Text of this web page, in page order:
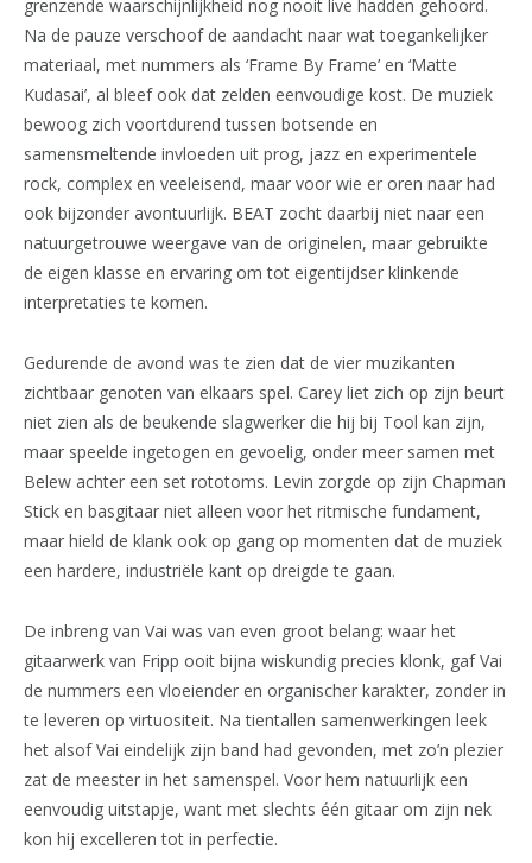
grenzende waarschijnlijkheid nog nooit live hadden gehoord.
Na de pauze verschoof de aandacht naar wat toegankelijker
materiaal, met nummers als ‘Frame By Frame’ en ‘Matte
Kudasai’, al bleef ook dat zelden eenvoudige kost. De muziek
bewoog zich voortdurend tussen botsende en
samensmeltende invloeden uit prog, jazz en experimentele
rock, complex en veeleisend, maar voor wie er oren naar had
ook bijzonder avontuurlijk. BEAT zocht daarbij niet naar een
natuurgetrouwe weergave van de originelen, maar gebruikte
de eigen klasse en ervaring om tot eigentijdser klinkende
interpretaties te komen.
Gedurende de avond was te zien dat de vier muzikanten
zichtbaar genoten van elkaars spel. Carey liet zich op zijn beurt
niet zien als de beukende slagwerker die hij bij Tool kan zijn,
maar speelde ingetogen en gevoelig, onder meer samen met
Belew achter een set rototoms. Levin zorgde op zijn Chapman
Stick en basgitaar niet alleen voor het ritmische fundament,
maar hield de klank ook op gang op momenten dat de muziek
een hardere, industriële kant op dreigde te gaan.
De inbreng van Vai was van even groot belang: waar het
gitaarwerk van Fripp ooit bijna wiskundig precies klonk, gaf Vai
de nummers een vloeiender en organischer karakter, zonder in
te leveren op virtuositeit. Na tientallen samenwerkingen leek
het alsof Vai eindelijk zijn band had gevonden, met zo’n plezier
zat de meester in het samenspel. Voor hem natuurlijk een
eenvoudig uitstapje, want met slechts één gitaar om zijn nek
kon hij excelleren tot in perfectie.